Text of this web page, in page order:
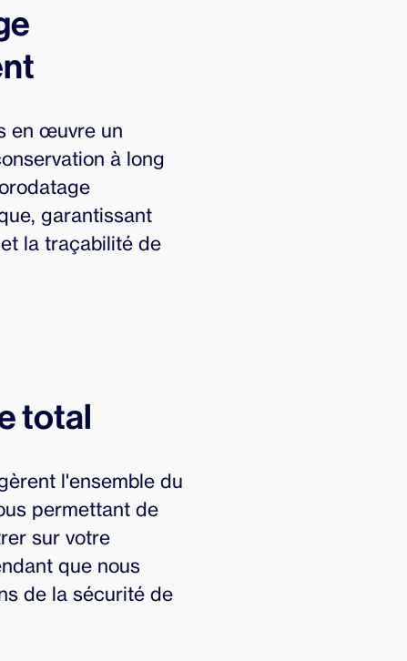
en œuvre un
à long
garantissant
la traçabilité de
total
l'ensemble du
permettant de
sur votre
que nous
de la sécurité de